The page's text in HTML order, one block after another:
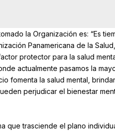
la Organización es: “Es
Panamericana de la
protector para la salud
actualmente pasamos la
fomenta la salud mental,
perjudicar el bienestar
que trasciende el plano